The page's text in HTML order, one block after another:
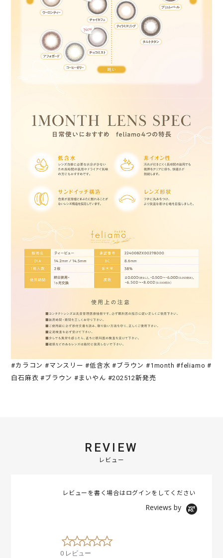
#カラコン #マンスリー #低含水 #ブラウン #1month #feliamo #
白石麻衣 #ブラウン #まいやん #202512新発売
REVIEW
レビュー
レビューを書く場合はログイン をしてください
Reviews by
0
.
0 レビュー